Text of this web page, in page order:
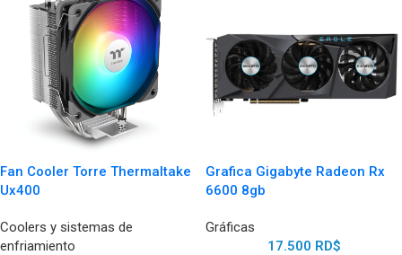
Fan Cooler Torre Thermaltake
Ux400
Coolers y sistemas de
enfriamiento
Grafica Gigabyte Radeon Rx
6600 8gb
Gráficas
17.500 RD$